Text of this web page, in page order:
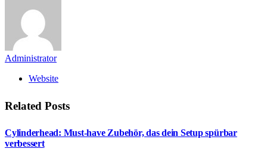
Administrator
Website
Related Posts
Cylinderhead: Must-have Zubehör, das dein Setup spürbar
verbessert